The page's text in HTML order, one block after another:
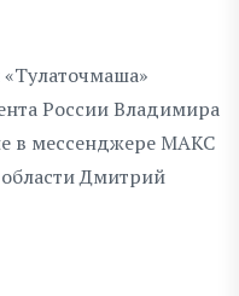
России Владимира
в мессенджере МАКС
Дмитрий